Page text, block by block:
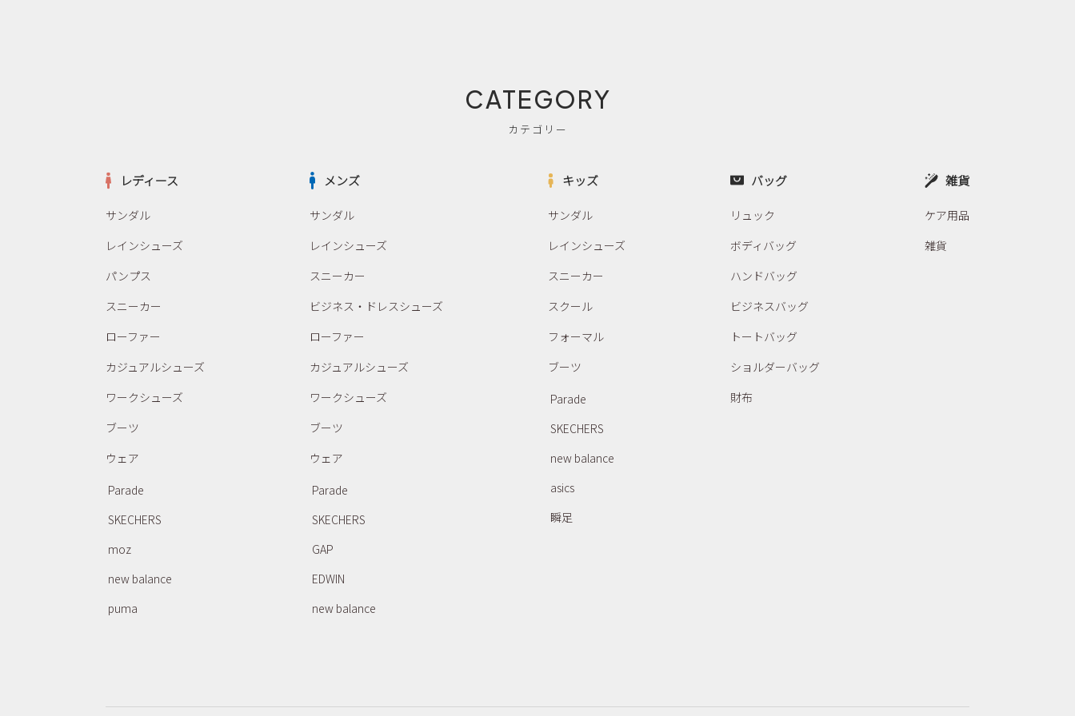
CATEGORY
カテゴリー
レディース
サンダル
レインシューズ
パンプス
スニーカー
ローファー
カジュアルシューズ
ワークシューズ
ブーツ
ウェア
Parade
SKECHERS
moz
new balance
puma
メンズ
サンダル
レインシューズ
スニーカー
ビジネス・ドレスシューズ
ローファー
カジュアルシューズ
ワークシューズ
ブーツ
ウェア
Parade
SKECHERS
GAP
EDWIN
new balance
キッズ
サンダル
レインシューズ
スニーカー
スクール
フォーマル
ブーツ
Parade
SKECHERS
new balance
asics
瞬足
バッグ
リュック
ボディバッグ
ハンドバッグ
ビジネスバッグ
トートバッグ
ショルダーバッグ
財布
雑貨
ケア用品
雑貨